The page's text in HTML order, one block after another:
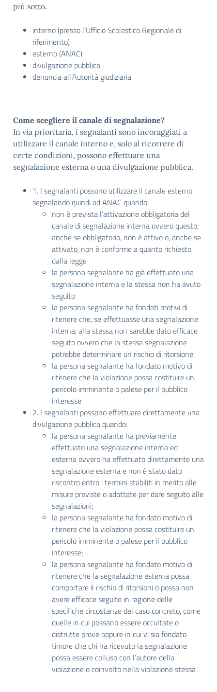
più sotto.
interno (presso l’Ufficio Scolastico Regionale di
riferimento)
esterno (ANAC)
divulgazione pubblica
denuncia all’Autorità giudiziaria
Come scegliere il canale di segnalazione?
In via prioritaria, i segnalanti sono incoraggiati a
utilizzare il canale interno e, solo al ricorrere di
certe condizioni, possono effettuare una
segnalazione esterna o una divulgazione pubblica.
1. I segnalanti possono utilizzare il canale esterno
segnalando quindi ad ANAC quando:
non è prevista l’attivazione obbligatoria del
canale di segnalazione interna ovvero questo,
anche se obbligatorio, non è attivo o, anche se
attivato, non è conforme a quanto richiesto
dalla legge
la persona segnalante ha già effettuato una
segnalazione interna e la stessa non ha avuto
seguito
la persona segnalante ha fondati motivi di
ritenere che, se effettuasse una segnalazione
interna, alla stessa non sarebbe dato efficace
seguito ovvero che la stessa segnalazione
potrebbe determinare un rischio di ritorsione
la persona segnalante ha fondato motivo di
ritenere che la violazione possa costituire un
pericolo imminente o palese per il pubblico
interesse
2. I segnalanti possono effettuare direttamente una
divulgazione pubblica quando:
la persona segnalante ha previamente
effettuato una segnalazione interna ed
esterna ovvero ha effettuato direttamente una
segnalazione esterna e non è stato dato
riscontro entro i termini stabiliti in merito alle
misure previste o adottate per dare seguito alle
segnalazioni;
la persona segnalante ha fondato motivo di
ritenere che la violazione possa costituire un
pericolo imminente o palese per il pubblico
interesse;
la persona segnalante ha fondato motivo di
ritenere che la segnalazione esterna possa
comportare il rischio di ritorsioni o possa non
avere efficace seguito in ragione delle
specifiche circostanze del caso concreto, come
quelle in cui possano essere occultate o
distrutte prove oppure in cui vi sia fondato
timore che chi ha ricevuto la segnalazione
possa essere colluso con l’autore della
violazione o coinvolto nella violazione stessa